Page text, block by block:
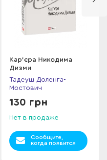
Кар’єра Никодима
Дизми
Тадеуш Доленга-
Мостович
130 грн
Нет в продаже
Сообщите,
когда появится